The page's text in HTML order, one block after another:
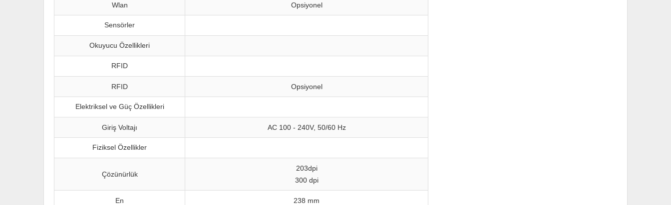
Wlan Opsiyonel
Sensörler
Okuyucu Özellikleri
RFID
RFID Opsiyonel
Elektriksel ve Güç Özellikleri
Giriş Voltajı AC 100 - 240V, 50/60 Hz
Fiziksel Özellikler
Çözünürlük
203dpi
300 dpi
En 238 mm